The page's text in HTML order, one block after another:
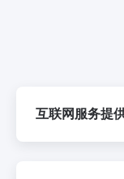
互联网服务提